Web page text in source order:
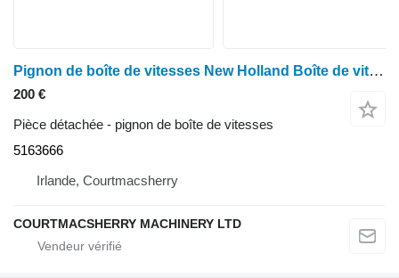
Pignon de boîte de vitesses New Holland Boîte de vitesses Fiat 60, M, Tm, 8360, pignon d'entraînement avant T50 516366 5163666 pour tracteur à roues New Holland
200 €
Pièce détachée - pignon de boîte de vitesses
5163666
Irlande, Courtmacsherry
COURTMACSHERRY MACHINERY LTD